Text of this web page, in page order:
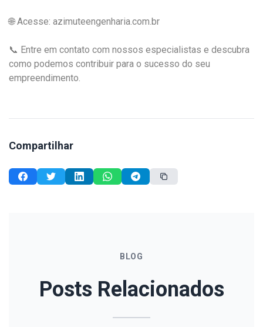
🌐 Acesse: azimuteengenharia.com.br
📞 Entre em contato com nossos especialistas e descubra
como podemos contribuir para o sucesso do seu
empreendimento.
Compartilhar
BLOG
Posts Relacionados